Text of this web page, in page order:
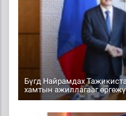
Бүгд Найрамдах
хамтын ажиллагааг